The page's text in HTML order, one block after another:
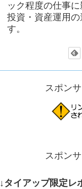
ック程度の仕事
投資・資産運用の
す。
スポン
スポン
↓タイアップ限定レ